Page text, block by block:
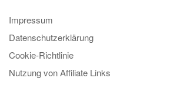
Impressum
Datenschutzerklärung
Cookie-Richtlinie
Nutzung von Affiliate Links